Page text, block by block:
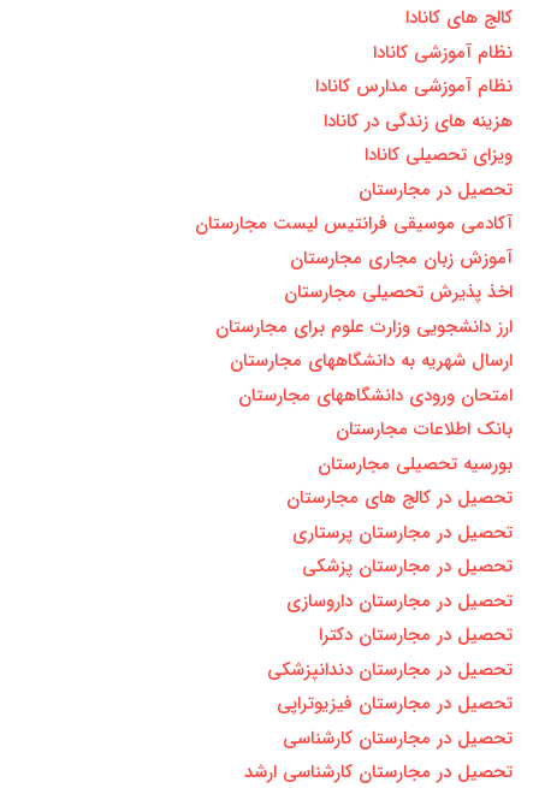
کالج های کانادا
نظام آموزشی کانادا
نظام آموزشی مدارس کانادا
هزینه های زندگی در کانادا
ویزای تحصیلی کانادا
تحصیل در مجارستان
آکادمی موسیقی فرانتیس لیست مجارستان
آموزش زبان مجاری مجارستان
اخذ پذیرش تحصیلی مجارستان
ارز دانشجویی وزارت علوم برای مجارستان
ارسال شهریه به دانشگاههای مجارستان
امتحان ورودی دانشگاههای مجارستان
بانک اطلاعات مجارستان
بورسیه تحصیلی مجارستان
تحصیل در کالج های مجارستان
تحصیل در مجارستان پرستاری
تحصیل در مجارستان پزشکی
تحصیل در مجارستان داروسازی
تحصیل در مجارستان دکترا
تحصیل در مجارستان دندانپزشکی
تحصیل در مجارستان فیزیوتراپی
تحصیل در مجارستان کارشناسی
تحصیل در مجارستان کارشناسی ارشد